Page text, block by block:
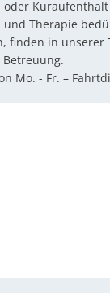
oder
und Therapie
finden in unserer
Betreuung.
Mo. - Fr. –